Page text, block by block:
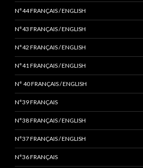
N°44 FRANÇAIS / ENGLISH
N°43 FRANÇAIS / ENGLISH
N°42 FRANÇAIS / ENGLISH
N°41 FRANÇAIS / ENGLISH
N° 40 FRANÇAIS / ENGLISH
N°39 FRANÇAIS
N°38 FRANÇAIS / ENGLISH
N°37 FRANÇAIS / ENGLISH
N°36 FRANÇAIS